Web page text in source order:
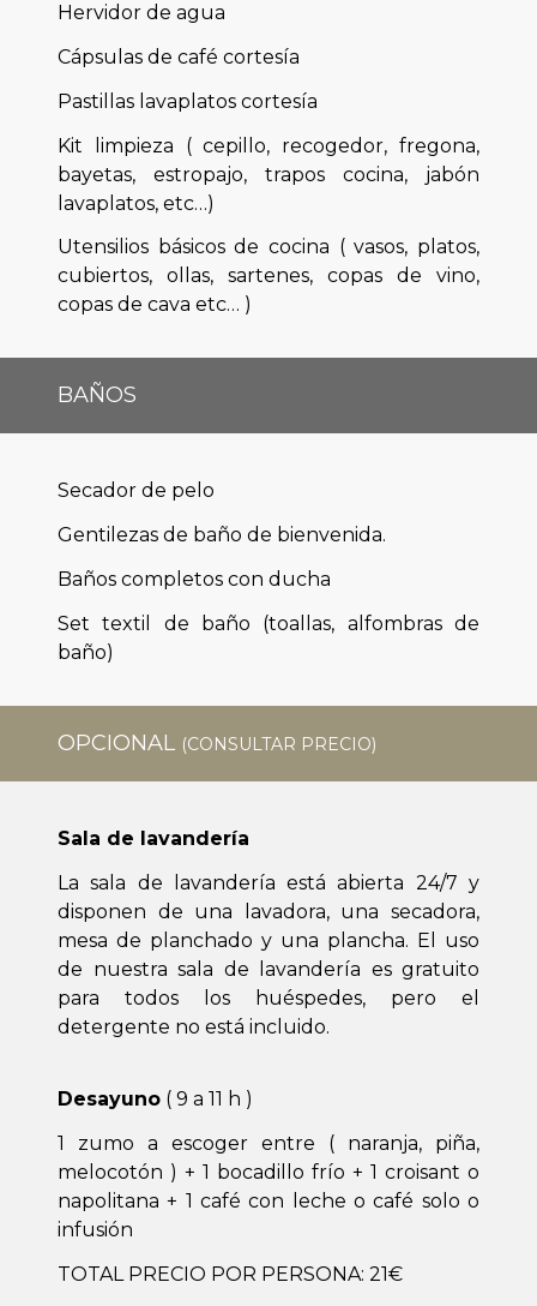
Hervidor de agua
Cápsulas de café cortesía
Pastillas lavaplatos cortesía
Kit limpieza ( cepillo, recogedor, fregona,
bayetas, estropajo, trapos cocina, jabón
lavaplatos, etc…)
Utensilios básicos de cocina ( vasos, platos,
cubiertos, ollas, sartenes, copas de vino,
copas de cava etc… )
BAÑOS
Secador de pelo
Gentilezas de baño de bienvenida.
Baños completos con ducha
Set textil de baño (toallas, alfombras de
baño)
OPCIONAL (CONSULTAR PRECIO)
Sala de lavandería
La sala de lavandería está abierta 24/7 y
disponen de una lavadora, una secadora,
mesa de planchado y una plancha. El uso
de nuestra sala de lavandería es gratuito
para todos los huéspedes, pero el
detergente no está incluido.
Desayuno ( 9 a 11 h )
1 zumo a escoger entre ( naranja, piña,
melocotón ) + 1 bocadillo frío + 1 croisant o
napolitana + 1 café con leche o café solo o
infusión
TOTAL PRECIO POR PERSONA: 21€